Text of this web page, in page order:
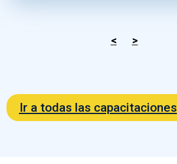
< >
Ir a todas las capacitaciones